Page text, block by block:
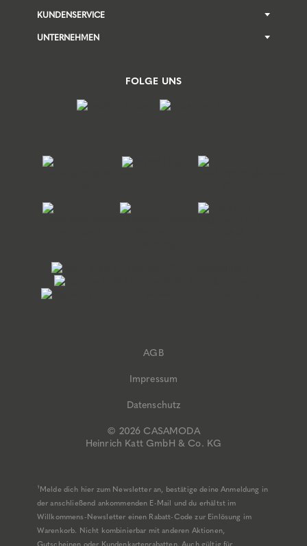
KUNDENSERVICE
UNTERNEHMEN
FOLGE UNS
© 2026 CASAMODA
Heinrich Katt GmbH & Co. KG
AGB
Impressum
Datenschutz
¹Melde dich hier zum Newsletter an, bestätige deine Anmeldung in
der anschließend ankommenden E-Mail und du erhältst im
Willkommens-Newsletter einen Rabatt-Code zur Einlösung im
Warenkorb. Nicht kombinierbar mit anderen Aktionen,
Gutscheinen oder Kundenkartenrabatten. Auch gültig für